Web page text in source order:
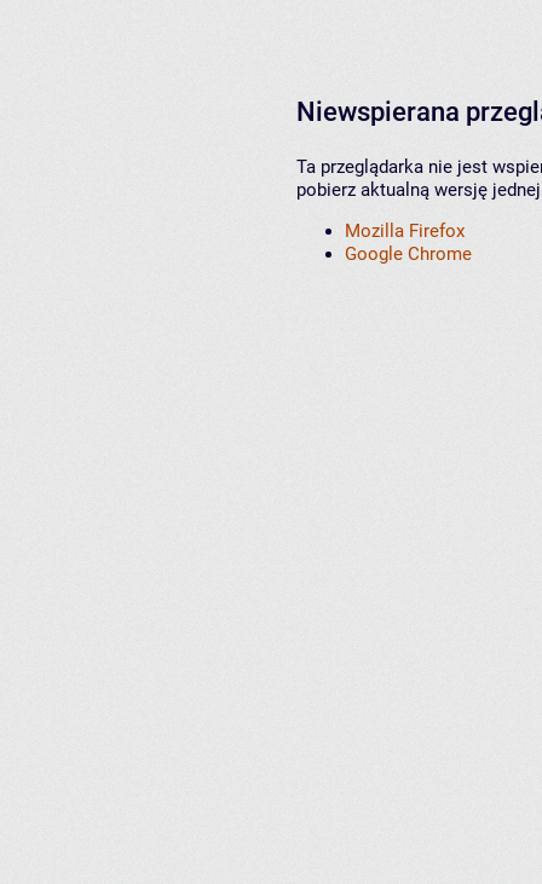
Niewspierana
Ta przeglądarka nie jest
pobierz aktualną wersję
Mozilla Firefox
Google Chrome